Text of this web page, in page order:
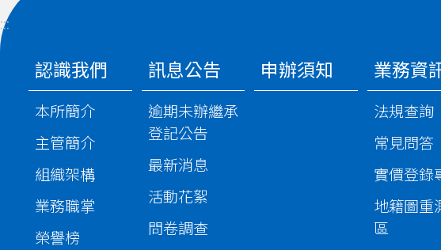
:::
認識我們
本所簡介
主管簡介
組織架構
業務職掌
榮譽榜
訊息公告
逾期未辦繼承
登記公告
最新消息
活動花絮
問卷調查
申辦須知 業務資
法規查詢
常見問答
實價登錄
地籍圖重
區